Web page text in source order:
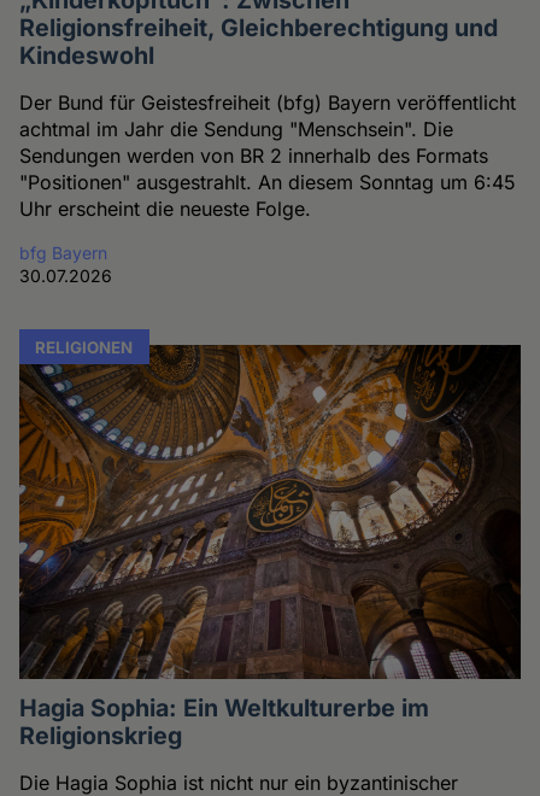
Religionsfreiheit, Gleichberechtigung und
Kindeswohl
Der Bund für Geistesfreiheit (bfg) Bayern veröffentlicht
achtmal im Jahr die Sendung "Menschsein". Die
Sendungen werden von BR 2 innerhalb des Formats
"Positionen" ausgestrahlt. An diesem Sonntag um 6:45
Uhr erscheint die neueste Folge.
bfg Bayern
30.07.2026
RELIGIONEN
Hagia Sophia: Ein Weltkulturerbe im
Religionskrieg
Die Hagia Sophia ist nicht nur ein byzantinischer